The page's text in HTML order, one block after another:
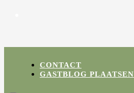
CONTACT
GASTBLOG PLAATSEN